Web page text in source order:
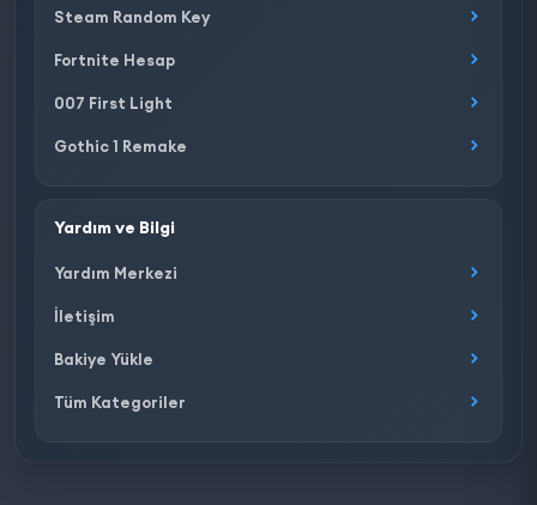
Steam Random Key
Fortnite Hesap
007 First Light
Gothic 1 Remake
Yardım ve Bilgi
Yardım Merkezi
İletişim
Bakiye Yükle
Tüm Kategoriler